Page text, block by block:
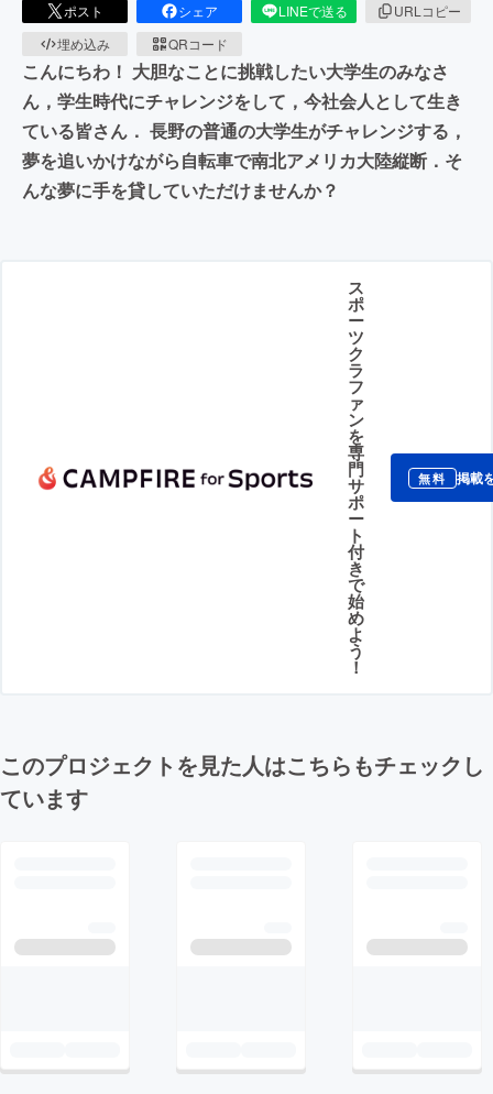
ポスト シェア LINEで送る
URLコピー
埋め込み
QRコード
こんにちわ！ 大胆なことに挑戦したい大学生のみなさ
ん，学生時代にチャレンジをして，今社会人として生き
ている皆さん． 長野の普通の大学生がチャレンジする，
夢を追いかけながら自転車で南北アメリカ大陸縦断．そ
んな夢に手を貸していただけませんか？
ス
ポ
ー
ツ
ク
ラ
フ
ァ
ン
を
専
門
サ
ポ
ー
ト
付
き
で
始
め
よ
う
！
無料 掲載
このプロジェクトを見た人はこちらもチェックし
ています